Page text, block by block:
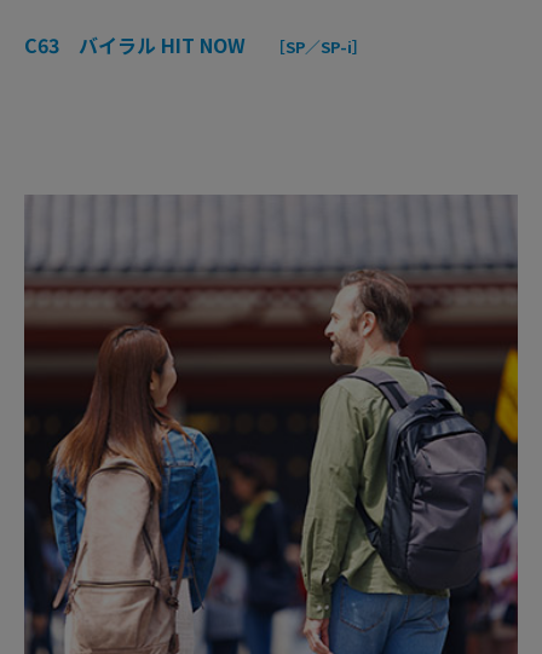
C63 バイラル HIT NOW ［SP／SP-i］